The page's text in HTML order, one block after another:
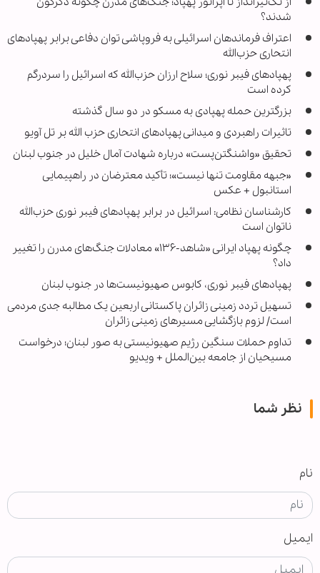
شدند؟
اعتراف فرماندهان اسرائیلی به فروپاشی توان دفاعی برابر پهپادهای
انتحاری حزب‌الله
پهپادهای فیبر نوری؛ سلاح ارزان حزب‌الله که اسرائیل را سردرگم
کرده است
بزرگترین حمله پهپادی به مسکو در دو سال گذشته
تاثیرات راهبردی و میدانی پهپادهای انتحاری حزب الله بر تل آویو
تحقیق «واشنگتن‌پست» درباره شهادت آمال خلیل در جنوب لبنان
«جبهه مقاومت تنها نیست»؛ تأکید معترضان در راهپیمایی
استانبول + عکس
کارشناسان نظامی: اسرائیل در برابر پهپادهای فیبر نوری حزب‌الله
ناتوان است
چگونه پهپاد ایرانی «شاهد-۱۳۶» معادلات جنگ‌های مدرن را تغییر
داد؟
پهپادهای فیبر نوری، کابوس صهیونیست‌ها در جنوب لبنان
تسهیل تردد زمینی زائران پاکستانی اربعین یک مطالبه جدی مردمی
است/ لزوم بازگشایی مسیرهای زمینی زائران
تداوم حملات سنگین رژیم صهیونیستی به صور لبنان؛ درخواست
مسیحیان از جامعه بین‌الملل + ویدیو
نظر شما
نام
ایمیل